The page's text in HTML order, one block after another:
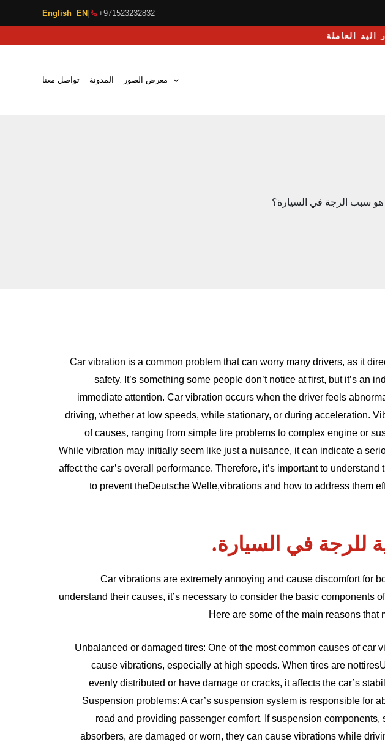
+971523232832
English EN
تواصل معنا المدونة
Car vibration is a common problem that can worry many drivers, as it
safety. It’s something some people don’t notice at first, but it’s an
immediate attention. Car vibration occurs when the driver feels
driving, whether at low speeds, while stationary, or during acceleration.
of causes, ranging from simple tire problems to complex engine or
While vibration may initially seem like just a nuisance, it can indicate a
affect the car’s overall performance. Therefore, it’s important to
vibrations and how to address them
Deutsche Welle,
to prevent the
للرجة في السيارة.
Car vibrations are extremely annoying and cause discomfort for
understand their causes, it’s necessary to consider the basic components
Here are some of the main reasons that
Unbalanced or damaged tires: One of the most common causes of car
tires
cause vibrations, especially at high speeds. When tires are not
evenly distributed or have damage or cracks, it affects the car’s
Suspension problems: A car’s suspension system is responsible for
road and providing passenger comfort. If suspension components,
absorbers, are damaged or worn, they can cause vibrations while